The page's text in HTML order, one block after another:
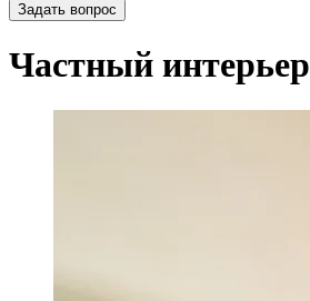
Задать вопрос
Частный интерьер